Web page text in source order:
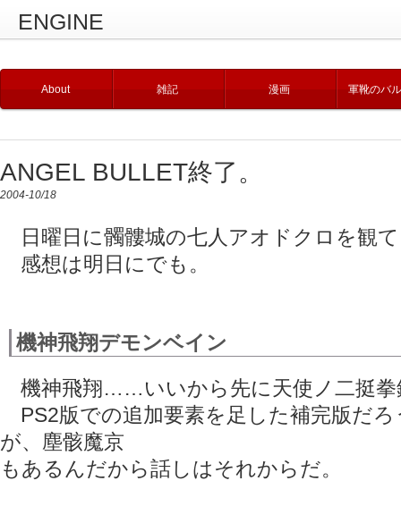
ENGINE
About 雑記 漫画 軍靴のバ
ANGEL BULLET終了。
2004-10/18
日曜日に髑髏城の七人アオドクロを観
感想は明日にでも。
機神飛翔デモンベイン
機神飛翔……いいから先に天使ノ二挺拳
PS2版での追加要素を足した補完版だ
が、塵骸魔京
もあるんだから話しはそれからだ。